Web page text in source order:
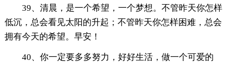
39、清晨，是一个希望，一个梦想。不管昨天你怎样
低沉，总会看见太阳的升起；不管昨天你怎样困难，总会
拥有今天的希望。早安！
40、你一定要多多努力，好好生活，做一个可爱的